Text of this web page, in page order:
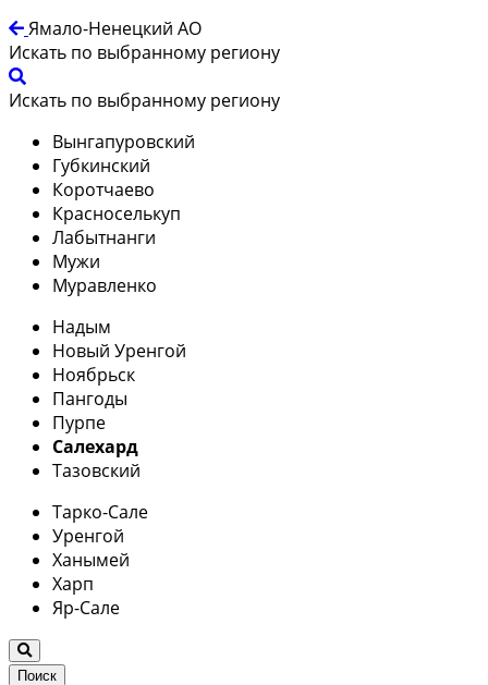
Ямало-Ненецкий АО
Искать по выбранному региону
Искать по выбранному региону
Вынгапуровский
Губкинский
Коротчаево
Красноселькуп
Лабытнанги
Мужи
Муравленко
Надым
Новый Уренгой
Ноябрьск
Пангоды
Пурпе
Салехард
Тазовский
Тарко-Сале
Уренгой
Ханымей
Харп
Яр-Сале
Поиск